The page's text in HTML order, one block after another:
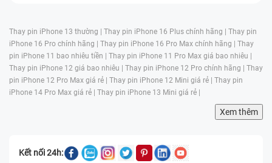
Thay pin iPhone 13 thường | Thay pin iPhone 16 Plus chính hãng | Thay pin
iPhone 16 Pro chính hãng | Thay pin iPhone 16 Pro Max chính hãng | Thay
pin iPhone 11 bao nhiêu tiền | Thay pin iPhone 11 Pro Max giá bao nhiêu |
Thay pin iPhone 12 giá bao nhiêu | Thay pin iPhone 12 Pro chính hãng | Thay
pin iPhone 12 Pro Max giá rẻ | Thay pin iPhone 12 Mini giá rẻ | Thay pin
iPhone 14 Pro Max giá rẻ | Thay pin iPhone 13 Mini giá rẻ |
Xem thêm
Kết nối 24h: